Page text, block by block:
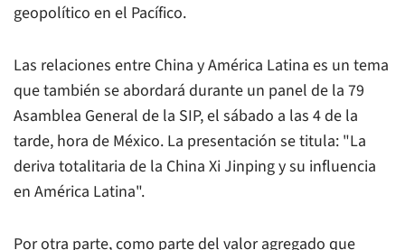
geopolítico en el Pacífico.
Las relaciones entre China y América Latina es un tema
que también se abordará durante un panel de la 79
Asamblea General de la SIP, el sábado a las 4 de la
tarde, hora de México. La presentación se titula: "La
deriva totalitaria de la China Xi Jinping y su influencia
en América Latina".
Por otra parte, como parte del valor agregado que